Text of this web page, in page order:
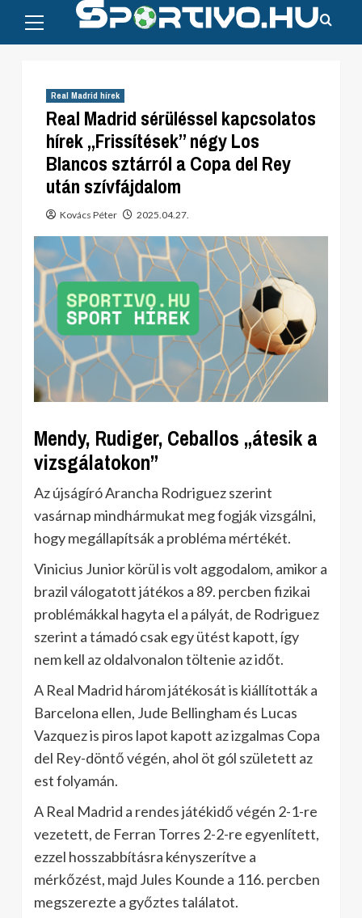
content
Menu
Real Madrid hírek
Real Madrid sérüléssel kapcsolatos
hírek „Frissítések” négy Los
Blancos sztárról a Copa del Rey
után szívfájdalom
Kovács Péter 2025.04.27.
Mendy, Rudiger, Ceballos „átesik a
vizsgálatokon”
Az újságíró Arancha Rodriguez szerint
vasárnap mindhármukat meg fogják vizsgálni,
hogy megállapítsák a probléma mértékét.
Vinicius Junior körül is volt aggodalom, amikor a
brazil válogatott játékos a 89. percben fizikai
problémákkal hagyta el a pályát, de Rodriguez
szerint a támadó csak egy ütést kapott, így
nem kell az oldalvonalon töltenie az időt.
A Real Madrid három játékosát is kiállították a
Barcelona ellen, Jude Bellingham és Lucas
Vazquez is piros lapot kapott az izgalmas Copa
del Rey-döntő végén, ahol öt gól született az
est folyamán.
A Real Madrid a rendes játékidő végén 2-1-re
vezetett, de Ferran Torres 2-2-re egyenlített,
ezzel hosszabbításra kényszerítve a
mérkőzést, majd Jules Kounde a 116. percben
megszerezte a győztes találatot.